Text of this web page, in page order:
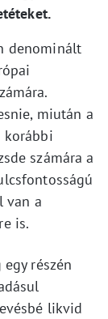
denominált
miután a
korábbi
számára a
van a
is.
részén
likvid